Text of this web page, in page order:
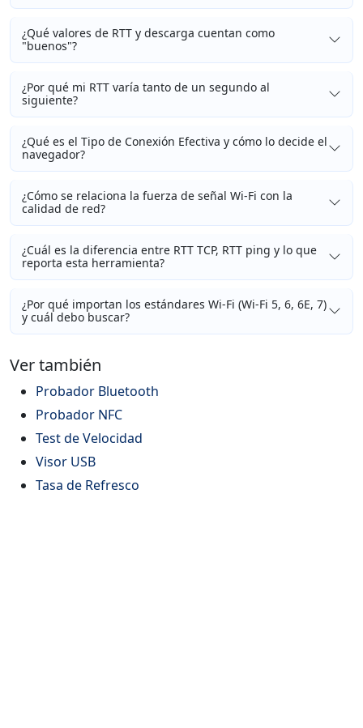
¿Qué valores de RTT y descarga cuentan como
"buenos"?
¿Por qué mi RTT varía tanto de un segundo al
siguiente?
¿Qué es el Tipo de Conexión Efectiva y cómo lo decide el
navegador?
¿Cómo se relaciona la fuerza de señal Wi-Fi con la
calidad de red?
¿Cuál es la diferencia entre RTT TCP, RTT ping y lo que
reporta esta herramienta?
¿Por qué importan los estándares Wi-Fi (Wi-Fi 5, 6, 6E, 7)
y cuál debo buscar?
Ver también
Probador Bluetooth
Probador NFC
Test de Velocidad
Visor USB
Tasa de Refresco